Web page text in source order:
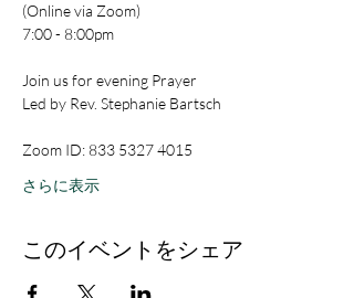
(Online via Zoom)
7:00 - 8:00pm
Join us for evening Prayer
Led by Rev. Stephanie Bartsch
Zoom ID: 833 5327 4015
さらに表示
このイベントをシェア